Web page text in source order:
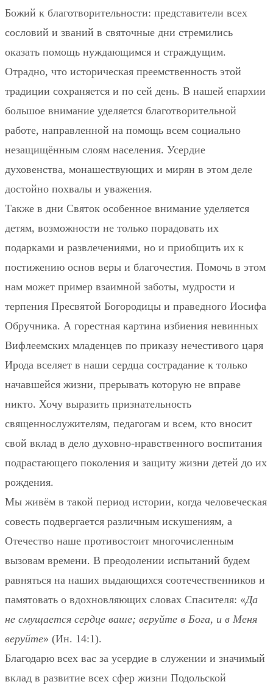
Божий к благотворительности: представители всех
сословий и званий в святочные дни стремились
оказать помощь нуждающимся и страждущим.
Отрадно, что историческая преемственность этой
традиции сохраняется и по сей день. В нашей епархии
большое внимание уделяется благотворительной
работе, направленной на помощь всем социально
незащищённым слоям населения. Усердие
духовенства, монашествующих и мирян в этом деле
достойно похвалы и уважения.
Также в дни Святок особенное внимание уделяется
детям, возможности не только порадовать их
подарками и развлечениями, но и приобщить их к
постижению основ веры и благочестия. Помочь в этом
нам может пример взаимной заботы, мудрости и
терпения Пресвятой Богородицы и праведного Иосифа
Обручника. А горестная картина избиения невинных
Вифлеемских младенцев по приказу нечестивого царя
Ирода вселяет в наши сердца сострадание к только
начавшейся жизни, прерывать которую не вправе
никто. Хочу выразить признательность
священнослужителям, педагогам и всем, кто вносит
свой вклад в дело духовно-нравственного воспитания
подрастающего поколения и защиту жизни детей до их
рождения.
Мы живём в такой период истории, когда человеческая
совесть подвергается различным искушениям, а
Отечество наше противостоит многочисленным
вызовам времени. В преодолении испытаний будем
равняться на наших выдающихся соотечественников и
памятовать о вдохновляющих словах Спасителя: «Да
не смущается сердце ваше; веруйте в Бога, и в Меня
веруйте» (Ин. 14:1).
Благодарю всех вас за усердие в служении и значимый
вклад в развитие всех сфер жизни Подольской